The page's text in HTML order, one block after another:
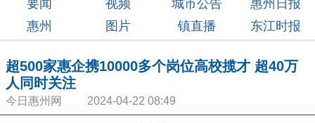
要闻 视频 城市公告
惠州日报
惠州
图片 镇直播 东江时报
超500家惠企携10000多个岗位高校揽才 超40万
人同时关注
今日惠州网 2024-04-22 08:49